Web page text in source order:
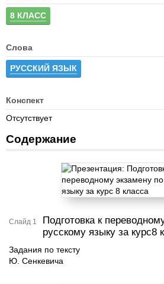
8 КЛАСС
Слова
РУССКИЙ ЯЗЫК
Конспект
Отсутствует
Содержание
Слайд 1
Подготовка к
русскому языку за курс8
Задания по тексту
Ю. Сенкевича